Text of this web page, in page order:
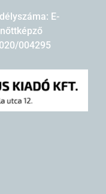
E-
004295